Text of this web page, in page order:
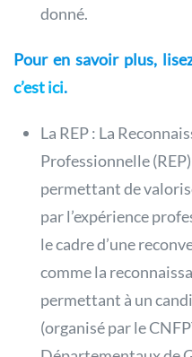
donné.
Pour en savoir plus,
c’est ici.
La REP : La
Professionnelle
permettant de
par l’expérience
le cadre d’une
comme la
permettant à un
(organisé par le